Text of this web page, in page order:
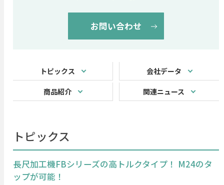
お問い合わせ
トピックス 会社データ
商品紹介 関連ニュース
トピックス
長尺加工機FBシリーズの高トルクタイプ！ M24のタ
ップが可能！